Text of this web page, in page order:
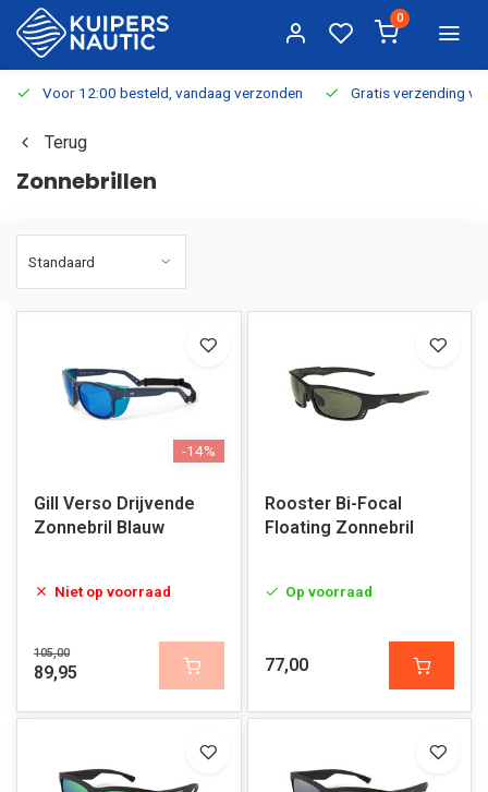
0
Voor 12:00 besteld, vandaag verzonden Gratis verzending
Terug
Zonnebrillen
-14%
Gill Verso Drijvende
Zonnebril Blauw
Niet op voorraad
105,00
89,95
Rooster Bi-Focal
Floating Zonnebril
Op voorraad
77,00